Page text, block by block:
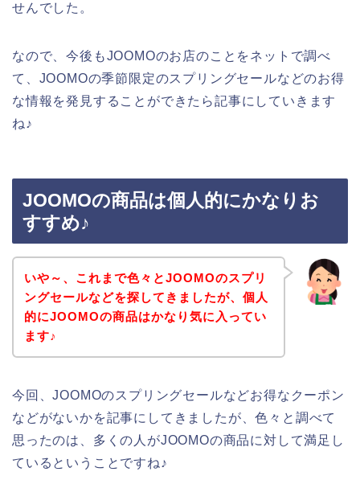
せんでした。
なので、今後もJOOMOのお店のことをネットで調べ
て、JOOMOの季節限定のスプリングセールなどのお得
な情報を発見することができたら記事にしていきます
ね♪
JOOMOの商品は個人的にかなりお
すすめ♪
いや～、これまで色々とJOOMOのスプリ
ングセールなどを探してきましたが、個人
的にJOOMOの商品はかなり気に入ってい
ます♪
今回、JOOMOのスプリングセールなどお得なクーポン
などがないかを記事にしてきましたが、色々と調べて
思ったのは、多くの人がJOOMOの商品に対して満足し
ているということですね♪